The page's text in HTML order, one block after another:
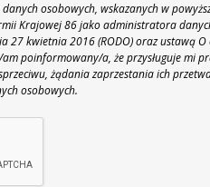
osobowych, wskazanych w
Krajowej 86 jako administratora
27 kwietnia 2016 (RODO) oraz ustawą
am poinformowany/a, że przysługuje mi
żądania zaprzestania ich
osobowych.